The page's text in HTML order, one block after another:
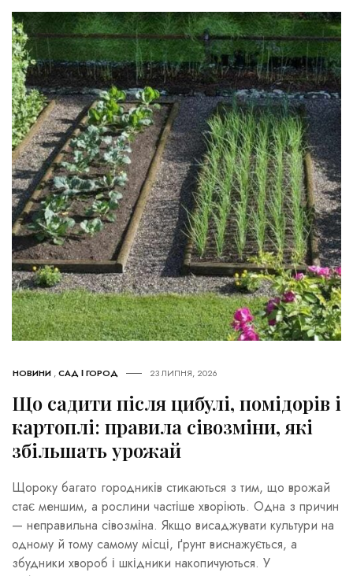
НОВИНИ ,САД І ГОРОД 23 ЛИПНЯ, 2026
Що садити після цибулі, помідорів і
картоплі: правила сівозміни, які
збільшать урожай
Щороку багато городників стикаються з тим, що врожай
стає меншим, а рослини частіше хворіють. Одна з причин
— неправильна сівозміна. Якщо висаджувати культури на
одному й тому самому місці, ґрунт виснажується, а
збудники хвороб і шкідники накопичуються. У